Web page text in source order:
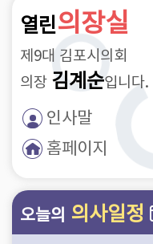
식
의
정
활
동
회
록
열린의장실
제9대 김포시의회
의장 김계순입니다.
인사말
홈페이지
오늘의 의사일정